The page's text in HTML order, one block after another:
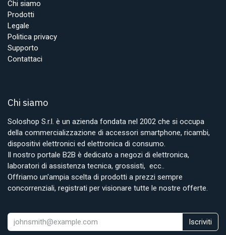
Chi siamo
Prodotti
Legale
Politica privacy
Supporto
Contattaci
Chi siamo
Soloshop S.r.l. è un azienda fondata nel 2002 che si occupa
della commercializzazione di accessori smartphone, ricambi,
dispositivi elettronici ed elettronica di consumo.
Il nostro portale B2B è dedicato a negozi di elettronica,
laboratori di assistenza tecnica, grossisti, ecc..
Offriamo un'ampia scelta di prodotti a prezzi sempre
concorrenziali, registrati per visionare tutte le nostre offerte.
Iscriviti